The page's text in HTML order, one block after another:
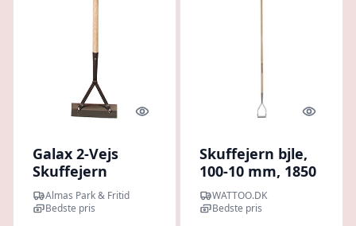
Quick look
Galax 2-Vejs
Skuffejern
Almas Park & Fritid
Bedste pris
Quick
Skuffejern bjle,
100-10 mm, 1850
mm, bredde 100
mm
WATTOO.DK
Bedste pris